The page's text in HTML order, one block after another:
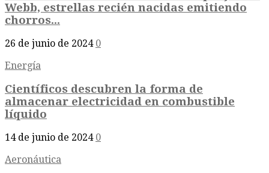
Webb, estrellas recién nacidas emitiendo
chorros...
26 de junio de 2024 0
Energía
Científicos descubren la forma de
almacenar electricidad en combustible
líquido
14 de junio de 2024 0
Aeronáutica